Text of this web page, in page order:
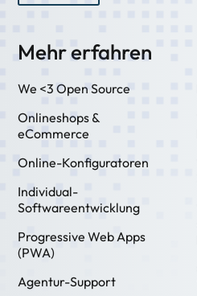
Mehr erfahren
We <3 Open Source
Onlineshops &
eCommerce
Online-Konfiguratoren
Individual-
Softwareentwicklung
Progressive Web Apps
(PWA)
Agentur-Support